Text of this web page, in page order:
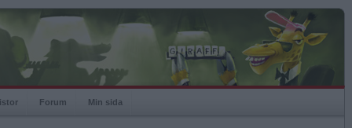
Forum Min sida